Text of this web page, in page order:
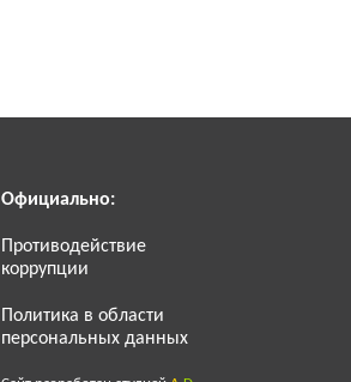
Официально:
Противодействие
коррупции
Политика в области
персональных данных